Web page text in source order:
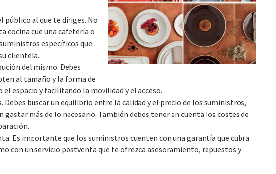
público al que te diriges. No
cocina que una cafetería o
específicos que
clientela.
del mismo. Debes
al tamaño y la forma de
espacio y facilitando la movilidad y el acceso.
Debes buscar un equilibrio entre la calidad y el precio de los suministros,
gastar más de lo necesario. También debes tener en cuenta los costes de
Es importante que los suministros cuenten con una garantía que cubra
con un servicio postventa que te ofrezca asesoramiento, repuestos y